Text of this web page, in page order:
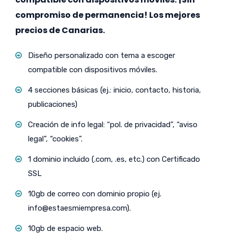
compromiso de permanencia! Los mejores
precios de Canarias.
Diseño personalizado con tema a escoger
compatible con dispositivos móviles.
4 secciones básicas (ej.: inicio, contacto, historia,
publicaciones)
Creación de info legal: “pol. de privacidad”, “aviso
legal”, “cookies”.
1 dominio incluido (.com, .es, etc.) con Certificado
SSL
10gb de correo con dominio propio (ej.
info@estaesmiempresa.com).
10gb de espacio web.